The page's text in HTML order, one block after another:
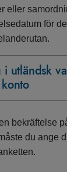
eller
för
i utländsk
bekräftelse
du ange